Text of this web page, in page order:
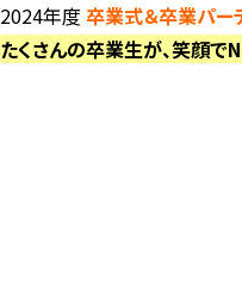
2024年度 卒業式＆卒業パー
たくさんの卒業生が、笑顔で